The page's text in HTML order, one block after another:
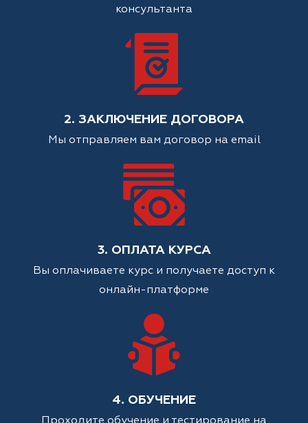
консультанта
2. ЗАКЛЮЧЕНИЕ ДОГОВОРА
Мы отправляем вам договор на email
3. ОПЛАТА КУРСА
Вы оплачиваете курс и получаете доступ к
онлайн-платформе
4. ОБУЧЕНИЕ